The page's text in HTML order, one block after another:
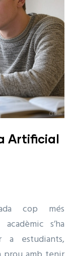
Artificial
cop més
s’ha
estudiants,